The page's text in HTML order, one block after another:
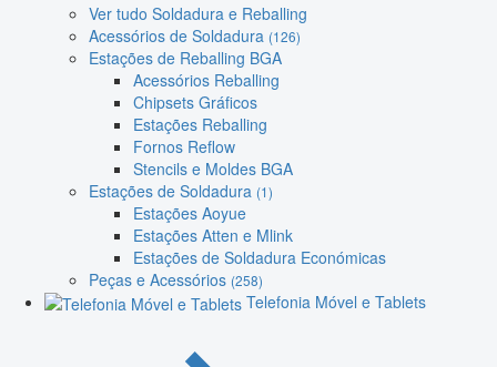
Ver tudo Soldadura e Reballing
Acessórios de Soldadura (126)
Estações de Reballing BGA
Acessórios Reballing
Chipsets Gráficos
Estações Reballing
Fornos Reflow
Stencils e Moldes BGA
Estações de Soldadura (1)
Estações Aoyue
Estações Atten e Mlink
Estações de Soldadura Económicas
Peças e Acessórios (258)
Telefonia Móvel e Tablets